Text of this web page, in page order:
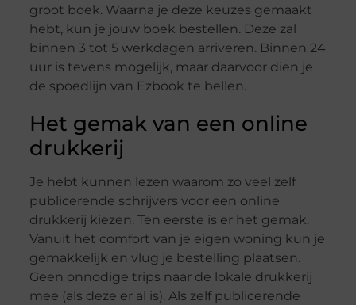
groot boek. Waarna je deze keuzes gemaakt
hebt, kun je jouw boek bestellen. Deze zal
binnen 3 tot 5 werkdagen arriveren. Binnen 24
uur is tevens mogelijk, maar daarvoor dien je
de spoedlijn van Ezbook te bellen.
Het gemak van een online
drukkerij
Je hebt kunnen lezen waarom zo veel zelf
publicerende schrijvers voor een online
drukkerij kiezen. Ten eerste is er het gemak.
Vanuit het comfort van je eigen woning kun je
gemakkelijk en vlug je bestelling plaatsen.
Geen onnodige trips naar de lokale drukkerij
mee (als deze er al is). Als zelf publicerende